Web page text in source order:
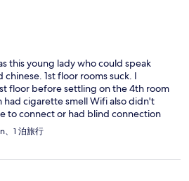
this young lady who could speak
chinese. 1st floor rooms suck. I
floor before settling on the 4th room
had cigarette smell Wifi also didn't
to connect or had blind connection
smell 3rd room had damp cloth
、1 泊旅行